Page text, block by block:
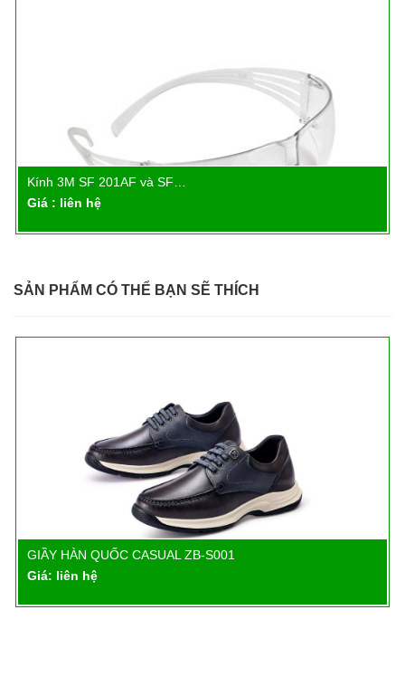
Kính 3M SF 201AF và SF…
Giá : liên hệ
SẢN PHẨM CÓ THỂ BẠN SẼ THÍCH
Chi tiết
GIẦY HÀN QUỐC CASUAL ZB-S001
Giá: liên hệ